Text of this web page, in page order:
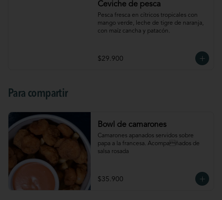
Ceviche de pesca
Pesca fresca en cítricos tropicales con
mango verde, leche de tigre de naranja,
con maíz cancha y patacón.
$29.900
Para compartir
Bowl de camarones
Camarones apanados servidos sobre
papa a la francesa. Acompañados de
salsa rosada
$35.900